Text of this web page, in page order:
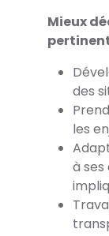
Mieux
des
les
à